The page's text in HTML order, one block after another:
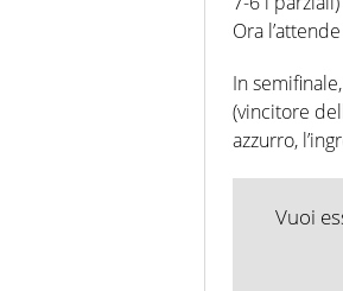
Ora
In
(vincitore
azzurro,
Vuoi